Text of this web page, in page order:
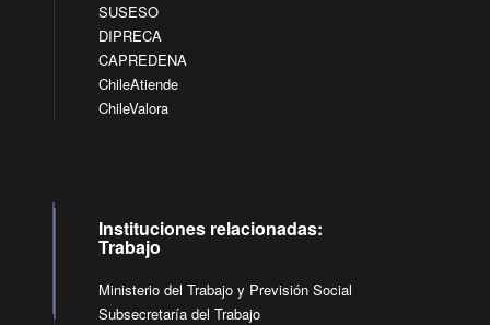
SUSESO
DIPRECA
CAPREDENA
ChileAtiende
ChileValora
Instituciones relacionadas:
Trabajo
Ministerio del Trabajo y Previsión Social
Subsecretaría del Trabajo